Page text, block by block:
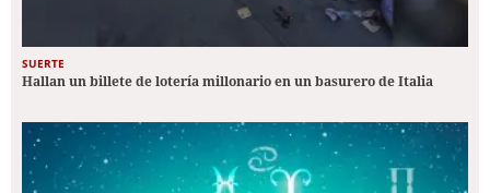
SUERTE
Hallan un billete de lotería millonario en un basurero de Italia